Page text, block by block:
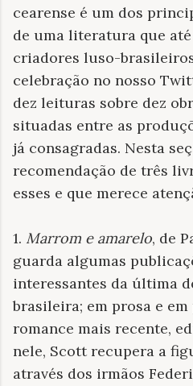
cearense é um dos
de uma literatura que
criadores luso-
celebração no nosso
dez leituras sobre dez
situadas entre as
já consagradas. Nesta
recomendação de três
esses e que merece
1. Marrom e amarelo, de
guarda algumas
interessantes da última
brasileira; em prosa e em
romance mais recente,
nele, Scott recupera a
através dos irmãos